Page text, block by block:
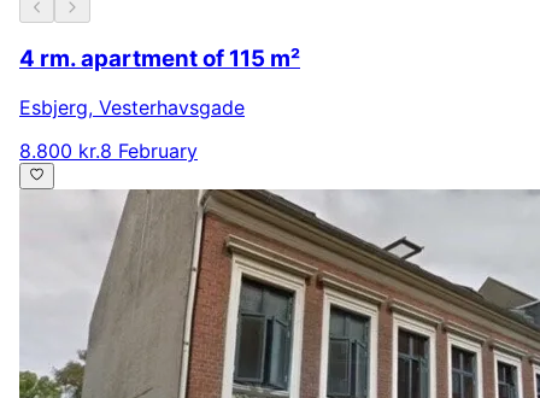
4 rm. apartment of 115 m²
Esbjerg, Vesterhavsgade
8.800 kr.8 February